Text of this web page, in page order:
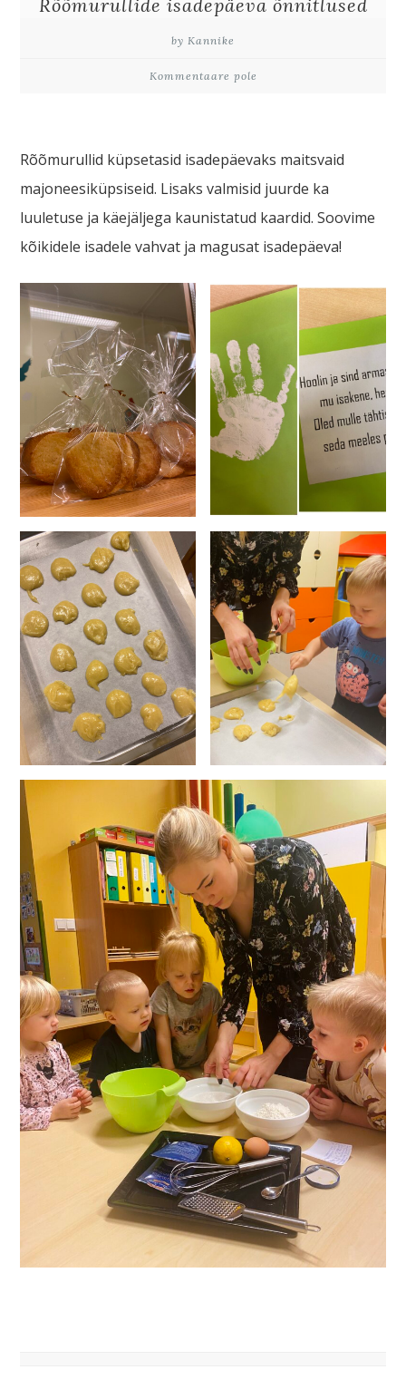
Rõõmurullide isadepäeva õnnitlused
by Kannike
Kommentaare pole
Rõõmurullid küpsetasid isadepäevaks maitsvaid
majoneesiküpsiseid. Lisaks valmisid juurde ka
luuletuse ja käejäljega kaunistatud kaardid. Soovime
kõikidele isadele vahvat ja magusat isadepäeva!